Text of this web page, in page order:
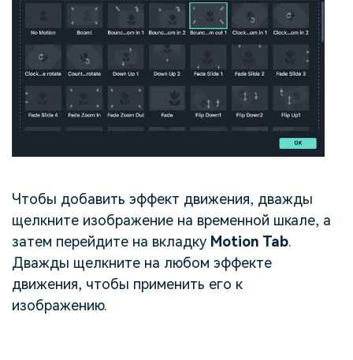
Чтобы добавить эффект движения, дважды
щелкните изображение на временной шкале, а
затем перейдите на вкладку Motion Tab.
Дважды щелкните на любом эффекте
движения, чтобы применить его к
изображению.